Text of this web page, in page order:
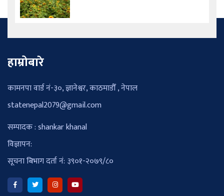
हाम्रोबारे
कामनपा वार्ड नं-३०, ज्ञानेश्वर, काठमाडौँ , नेपाल
statenepal2079@gmail.com
सम्पादक : shankar khanal
विज्ञापन:
सूचना बिभाग दर्ता नं: ३९०१-२०७९/८०